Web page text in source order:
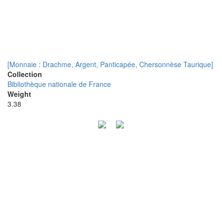
[Monnaie : Drachme, Argent, Panticapée, Chersonnèse Taurique]
Collection
Bibliothèque nationale de France
Weight
3.38